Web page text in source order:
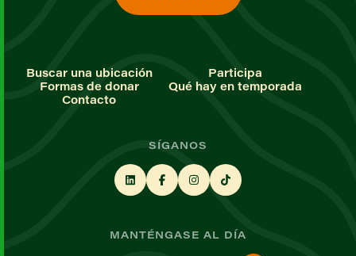
Buscar una ubicación
Participa
Formas de donar
Qué hay en temporada
Contacto
SÍGANOS
MANTÉNGASE AL DÍA